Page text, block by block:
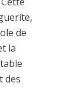
de
la
des